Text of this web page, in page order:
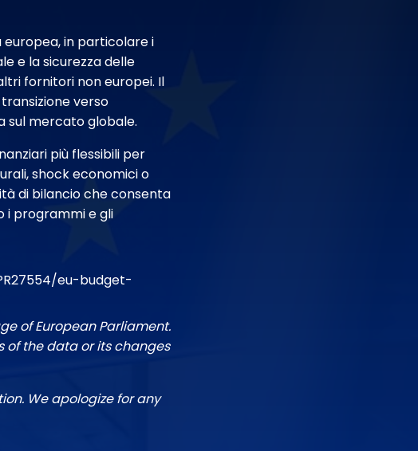
in particolare i
e la sicurezza delle
fornitori non europei. Il
verso
sul mercato globale.
più flessibili per
shock economici o
di bilancio che consenta
i programmi e gli
eu-budget-
of European Parliament.
of the data or its changes
We apologize for any